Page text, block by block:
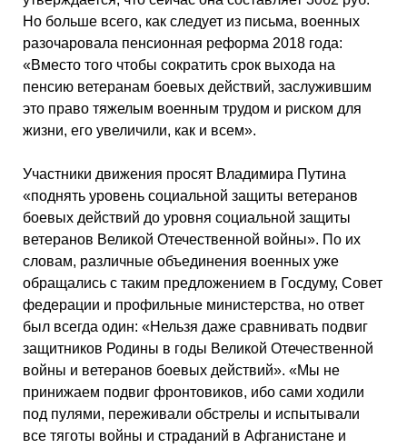
Но больше всего, как следует из письма, военных
разочаровала пенсионная реформа 2018 года:
«Вместо того чтобы сократить срок выхода на
пенсию ветеранам боевых действий, заслужившим
это право тяжелым военным трудом и риском для
жизни, его увеличили, как и всем».
Участники движения просят Владимира Путина
«поднять уровень социальной защиты ветеранов
боевых действий до уровня социальной защиты
ветеранов Великой Отечественной войны». По их
словам, различные объединения военных уже
обращались с таким предложением в Госдуму, Совет
федерации и профильные министерства, но ответ
был всегда один: «Нельзя даже сравнивать подвиг
защитников Родины в годы Великой Отечественной
войны и ветеранов боевых действий». «Мы не
принижаем подвиг фронтовиков, ибо сами ходили
под пулями, переживали обстрелы и испытывали
все тяготы войны и страданий в Афганистане и